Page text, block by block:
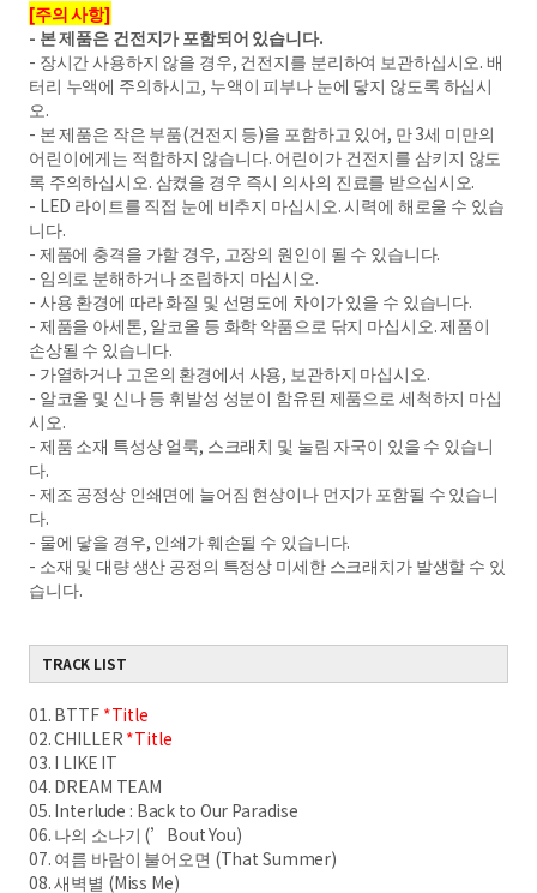
[주의 사항]
- 본 제품은 건전지가 포함되어 있습니다.
- 장시간 사용하지 않을 경우, 건전지를 분리하여 보관하십시오. 배
터리 누액에 주의하시고, 누액이 피부나 눈에 닿지 않도록 하십시
오.
- 본 제품은 작은 부품(건전지 등)을 포함하고 있어, 만 3세 미만의
어린이에게는 적합하지 않습니다. 어린이가 건전지를 삼키지 않도
록 주의하십시오. 삼켰을 경우 즉시 의사의 진료를 받으십시오.
- LED 라이트를 직접 눈에 비추지 마십시오. 시력에 해로울 수 있습
니다.
- 제품에 충격을 가할 경우, 고장의 원인이 될 수 있습니다.
- 임의로 분해하거나 조립하지 마십시오.
- 사용 환경에 따라 화질 및 선명도에 차이가 있을 수 있습니다.
- 제품을 아세톤, 알코올 등 화학 약품으로 닦지 마십시오. 제품이
손상될 수 있습니다.
- 가열하거나 고온의 환경에서 사용, 보관하지 마십시오.
- 알코올 및 신나 등 휘발성 성분이 함유된 제품으로 세척하지 마십
시오.
- 제품 소재 특성상 얼룩, 스크래치 및 눌림 자국이 있을 수 있습니
다.
- 제조 공정상 인쇄면에 늘어짐 현상이나 먼지가 포함될 수 있습니
다.
- 물에 닿을 경우, 인쇄가 훼손될 수 있습니다.
- 소재 및 대량 생산 공정의 특정상 미세한 스크래치가 발생할 수 있
습니다.
TRACK LIST
01. BTTF*Title
02. CHILLER *Title
03. I LIKE IT
04. DREAM TEAM
05. Interlude : Back to Our Paradise
06. 나의 소나기 (’Bout You)
07. 여름 바람이 불어오면 (That Summer)
08. 새벽별 (Miss Me)